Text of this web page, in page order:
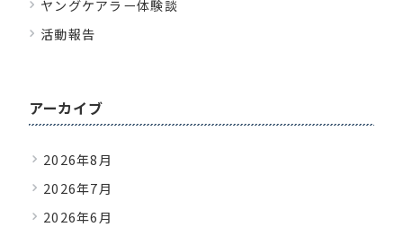
ヤングケアラー体験談
活動報告
アーカイブ
2026年8月
2026年7月
2026年6月